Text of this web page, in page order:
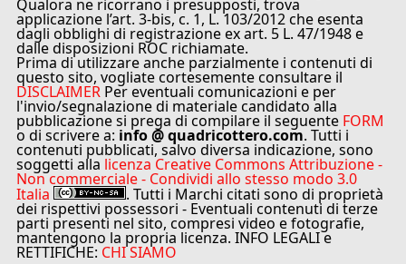
Qualora ne ricorrano i presupposti, trova
applicazione l’art. 3-bis, c. 1, L. 103/2012 che esenta
dagli obblighi di registrazione ex art. 5 L. 47/1948 e
dalle disposizioni ROC richiamate.
Prima di utilizzare anche parzialmente i contenuti di
questo sito, vogliate cortesemente consultare il
DISCLAIMER Per eventuali comunicazioni e per
l'invio/segnalazione di materiale candidato alla
pubblicazione si prega di compilare il seguente FORM
o di scrivere a: info @ quadricottero.com. Tutti i
contenuti pubblicati, salvo diversa indicazione, sono
soggetti alla licenza Creative Commons Attribuzione -
Non commerciale - Condividi allo stesso modo 3.0
Italia . Tutti i Marchi citati sono di proprietà
dei rispettivi possessori - Eventuali contenuti di terze
parti presenti nel sito, compresi video e fotografie,
mantengono la propria licenza. INFO LEGALI e
RETTIFICHE: CHI SIAMO